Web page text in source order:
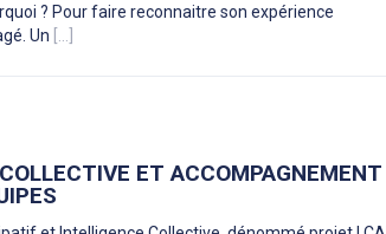
? Pour faire reconnaitre son expérience
Un [...]
ET ACCOMPAGNEMENT